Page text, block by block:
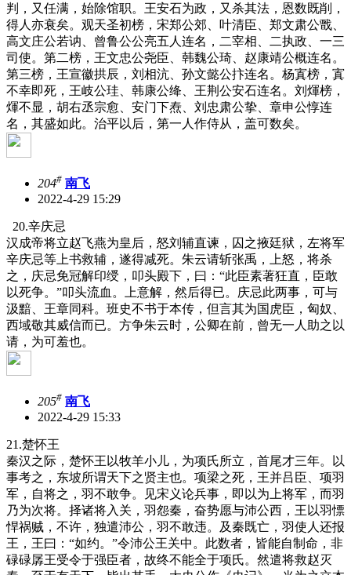
判，又任满，始除馆职。王安石为政，又杀其法，恩数既削，
得人亦衰矣。观天圣初榜，宋郑公郊、叶清臣、郑文肃公戬、
高文庄公若讷、曾鲁公公亮五人连名，二宰相、二执政、一三
司使。第二榜，王文忠公尧臣、韩魏公琦、赵康靖公概连名。
第三榜，王宣徽拱辰，刘相沆、孙文懿公抃连名。杨寘榜，寘
不幸即死，王岐公珪、韩康公绛、王荆公安石连名。刘煇榜，
煇不显，胡右丞宗愈、安门下焘、刘忠肃公挚、章申公惇连
名，其盛如此。治平以后，第一人作侍从，盖可数矣。
204# 南飞
2022-4-29 15:29
20.辛庆忌
汉成帝将立赵飞燕为皇后，怒刘辅直谏，囚之掖廷狱，左将军
辛庆忌等上书救辅，遂得减死。朱云请斩张禹，上怒，将杀
之，庆忌免冠解印绶，叩头殿下，曰：“此臣素著狂直，臣敢
以死争。”叩头流血。上意解，然后得已。庆忌此两事，可与
汲黯、王章同科。班史不书于本传，但言其为国虎臣，匈奴、
西域敬其威信而已。方争朱云时，公卿在前，曾无一人助之以
请，为可羞也。
205# 南飞
2022-4-29 15:33
21.楚怀王
秦汉之际，楚怀王以牧羊小儿，为项氏所立，首尾才三年。以
事考之，东坡所谓天下之贤主也。项梁之死，王并吕臣、项羽
军，自将之，羽不敢争。见宋义论兵事，即以为上将军，而羽
乃为次将。择诸将入关，羽怨秦，奋势愿与沛公西，王以羽慓
悍祸贼，不许，独遣沛公，羽不敢违。及秦既亡，羽使人还报
王，王曰：“如约。”令沛公王关中。此数者，皆能自制命，非
碌碌孱王受令于强臣者，故终不能全于项氏。然遣将救赵灭